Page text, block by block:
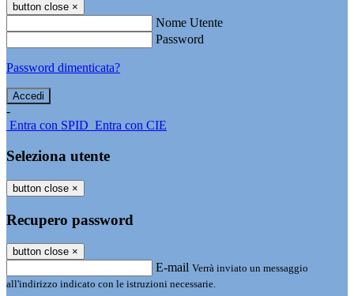
button close ×
Nome Utente
Password
Password dimenticata?
-
Entra con SPID Entra con CIE
Seleziona utente
button close ×
Recupero password
button close ×
E-mail Verrà inviato un messaggio
all'indirizzo indicato con le istruzioni necessarie.